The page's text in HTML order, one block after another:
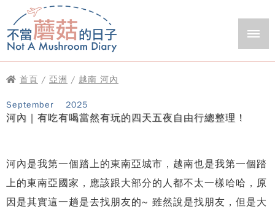
首頁 / 亞洲 / 越南 河內
September 2025
河內｜有吃有喝當然有玩的四天五夜自由行總整理！
河內是我第一個踏上的東南亞城市，越南也是我第一個踏
上的東南亞國家，應該跟大部分的人都不太一樣哈哈，原
因是其實這一趟是去找朋友的~ 雖然說是找朋友，但是大